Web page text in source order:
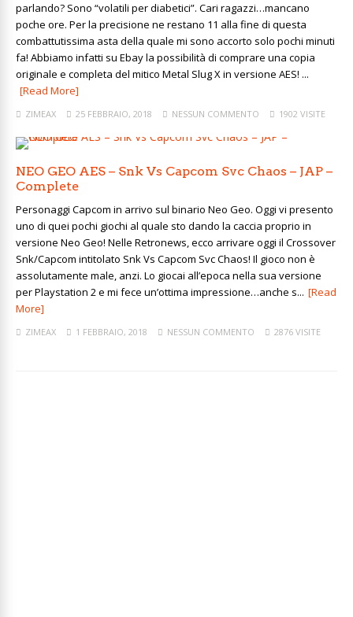
parlando? Sono “volatili per diabetici”. Cari ragazzi…mancano
poche ore. Per la precisione ne restano 11 alla fine di questa
combattutissima asta della quale mi sono accorto solo pochi minuti
fa! Abbiamo infatti su Ebay la possibilità di comprare una copia
originale e completa del mitico Metal Slug X in versione AES! ...
[Read More]
ZIMEAX 25 FEBBRAIO, 2018 NESSUN COMMENTO 1902 VISITE
NEO GEO AES – Snk Vs Capcom Svc Chaos – JAP –
Complete
Personaggi Capcom in arrivo sul binario Neo Geo. Oggi vi presento
uno di quei pochi giochi al quale sto dando la caccia proprio in
versione Neo Geo! Nelle Retronews, ecco arrivare oggi il Crossover
Snk/Capcom intitolato Snk Vs Capcom Svc Chaos! Il gioco non è
assolutamente male, anzi. Lo giocai all’epoca nella sua versione
per Playstation 2 e mi fece un’ottima impressione…anche s... [Read
More]
ZIMEAX 1 FEBBRAIO, 2018 NESSUN COMMENTO 2876 VISITE